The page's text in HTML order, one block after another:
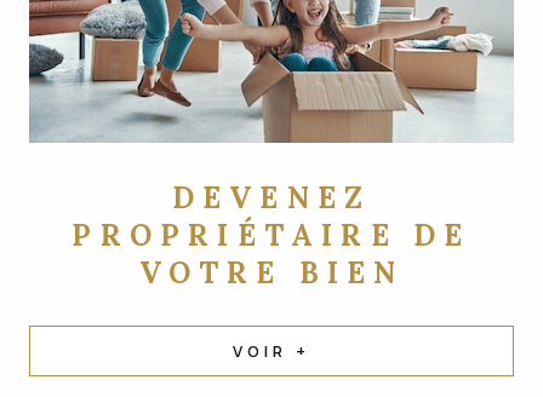
DEVENEZ
PROPRIÉTAIRE DE
VOTRE BIEN
VOIR +